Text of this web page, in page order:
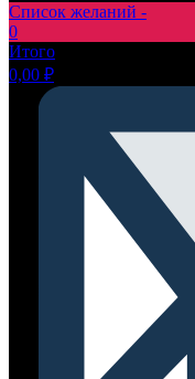
Список желаний -
0
Итого
0,00 ₽